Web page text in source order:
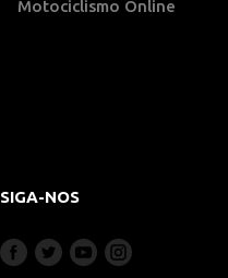
Motociclismo Online
SIGA-NOS